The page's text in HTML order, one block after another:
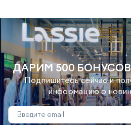
ДАРИМ 500
Подпишитесь сейчас и
информацию о